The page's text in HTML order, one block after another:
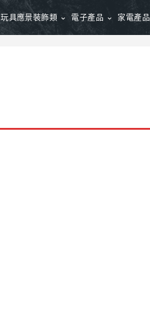
玩具應景裝飾類 電子產品 家電產品